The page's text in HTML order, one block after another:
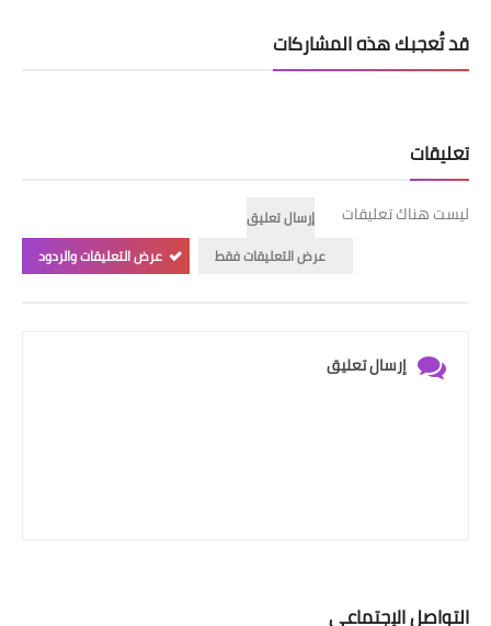
قد تُعجبك هذه المشاركات
تعليقات
ليست هناك تعليقات
إرسال تعليق
عرض التعليقات فقط
عرض التعليقات والردود
إرسال تعليق
التواصل الإجتماعي